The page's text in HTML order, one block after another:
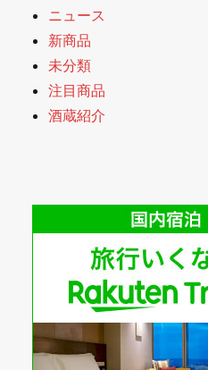
ニュース
新商品
未分類
注目商品
酒蔵紹介